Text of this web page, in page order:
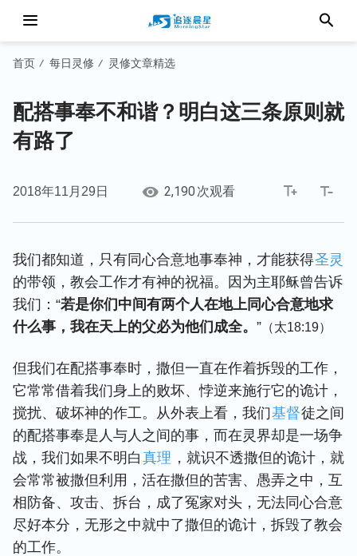
首页 / 每日灵修 / 灵修文章精选
配搭事奉不和谐？明白这三条原则就
有路了
2018年11月29日 2,190 次观看
我们都知道，只有同心合意地事奉神，才能获得圣灵
的带领，教会工作才有神的祝福。因为主耶稣曾告诉
我们：“若是你们中间有两个人在地上同心合意地求
什么事，我在天上的父必为他们成全。 ” （太18:19）
但我们在配搭事奉时，撒但一直在作着拆毁的工作，
它常常借着我们身上的败坏、悖逆来施行它的诡计，
搅扰、破坏神的作工。从外表上看，我们基督徒之间
的配搭事奉是人与人之间的事，而在灵界却是一场争
战，我们如果不明白 真理 ，就识不透撒但的诡计，就
会常常被撒但利用，活在撒但的苦害、愚弄之中，互
相防备、攻击、拆台，成了冤家对头，无法同心合意
尽好本分，无形之中就中了撒但的诡计，拆毁了教会
的工作。